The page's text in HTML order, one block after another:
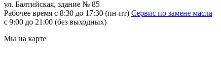
ул. Балтийская, здание № 85
Рабочее время с 8:30 до 17:30 (пн-пт) Сервис по замене масла
с 9:00 до 21:00 (без выходных)
Мы на карте